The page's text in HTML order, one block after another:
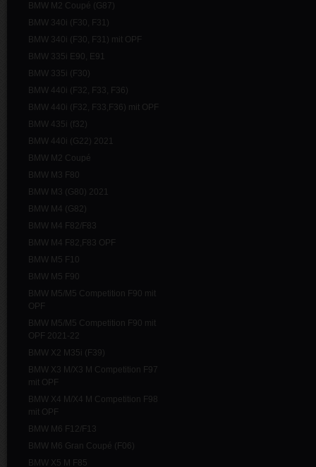
BMW M2 Coupé (G87)
BMW 340i (F30, F31)
BMW 340i (F30, F31) mit OPF
BMW 335i E90, E91
BMW 335i (F30)
BMW 440i (F32, F33, F36)
BMW 440i (F32, F33,F36) mit OPF
BMW 435i (f32)
BMW 440i (G22) 2021
BMW M2 Coupé
BMW M3 F80
BMW M3 (G80) 2021
BMW M4 (G82)
BMW M4 F82/F83
BMW M4 F82,F83 OPF
BMW M5 F10
BMW M5 F90
BMW M5/M5 Competition F90 mit
OPF
BMW M5/M5 Competition F90 mit
OPF 2021-22
BMW X2 M35i (F39)
BMW X3 M/X3 M Competition F97
mit OPF
BMW X4 M/X4 M Competition F98
mit OPF
BMW M6 F12/F13
BMW M6 Gran Coupé (F06)
BMW X5 M F85